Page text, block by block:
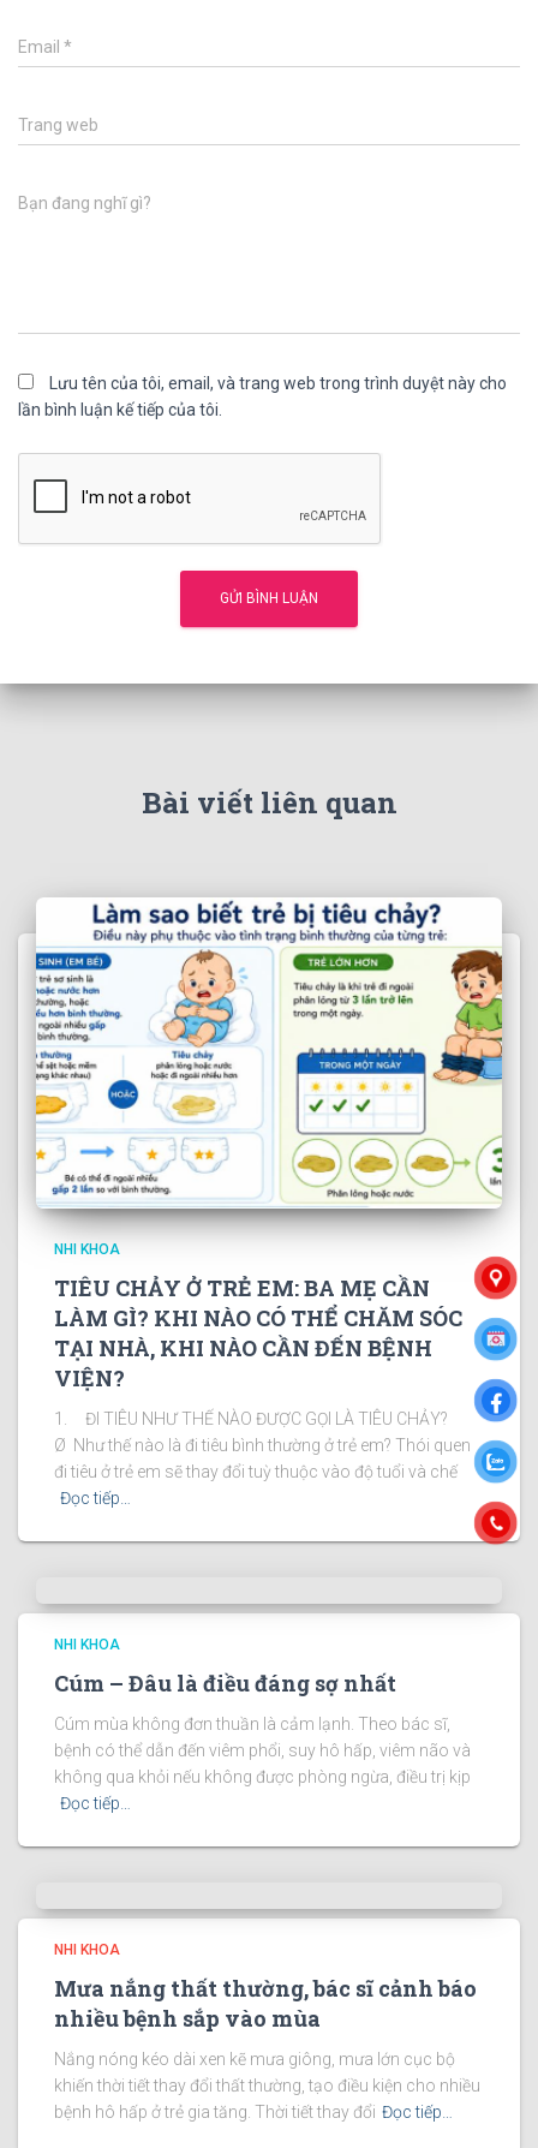
Email *
Trang web
Bạn đang nghĩ gì?
Lưu tên của tôi, email, và trang web trong trình duyệt này cho
lần bình luận kế tiếp của tôi.
Bài viết liên quan
NHI KHOA
TIÊU CHẢY Ở TRẺ EM: BA MẸ CẦN
LÀM GÌ? KHI NÀO CÓ THỂ CHĂM SÓC
TẠI NHÀ, KHI NÀO CẦN ĐẾN BỆNH
VIỆN?
1. ĐI TIÊU NHƯ THẾ NÀO ĐƯỢC GỌI LÀ TIÊU CHẢY?
Ø Như thế nào là đi tiêu bình thường ở trẻ em? Thói quen
đi tiêu ở trẻ em sẽ thay đổi tuỳ thuộc vào độ tuổi và chế
Đọc tiếp…
NHI KHOA
Cúm – Đâu là điều đáng sợ nhất
Cúm mùa không đơn thuần là cảm lạnh. Theo bác sĩ,
bệnh có thể dẫn đến viêm phổi, suy hô hấp, viêm não và
không qua khỏi nếu không được phòng ngừa, điều trị kịp
Đọc tiếp…
NHI KHOA
Mưa nắng thất thường, bác sĩ cảnh báo
nhiều bệnh sắp vào mùa
Nắng nóng kéo dài xen kẽ mưa giông, mưa lớn cục bộ
khiến thời tiết thay đổi thất thường, tạo điều kiện cho nhiều
bệnh hô hấp ở trẻ gia tăng. Thời tiết thay đổi Đọc tiếp…